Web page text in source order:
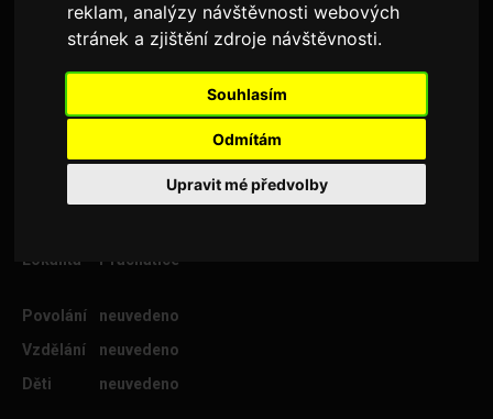
reklam, analýzy návštěvnosti webových
stránek a zjištění zdroje návštěvnosti.
Souhlasím
Odmítám
Upravit mé předvolby
1mirka1
Hledám hodného přítele který by nás měl rád
Lokalita
Prachatice
Povolání
neuvedeno
Vzdělání
neuvedeno
Děti
neuvedeno